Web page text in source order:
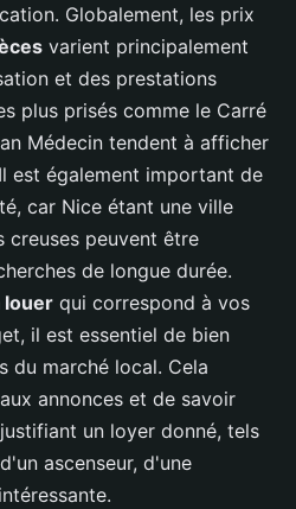
Globalement, les prix
varient principalement
et des prestations
plus prisés comme le Carré
Médecin tendent à afficher
est également important de
car Nice étant une ville
creuses peuvent être
de longue durée.
louer qui correspond à vos
il est essentiel de bien
du marché local. Cela
annonces et de savoir
un loyer donné, tels
ascenseur, d'une
intéressante.